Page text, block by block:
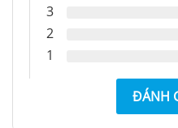
Rịa – Vũng Tàu.
Lưu Ý: Sản phẩm được thi
có sẳn) Hình ảnh chỉ
phẩm thi công gần giống
3
2
1
ĐÁNH